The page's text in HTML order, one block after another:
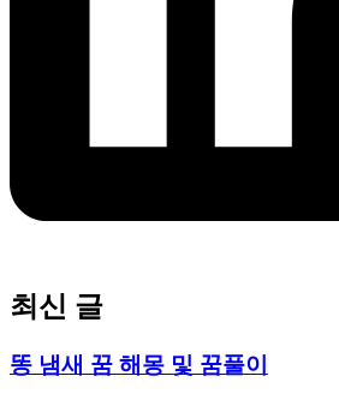
최신 글
똥 냄새 꿈 해몽 및 꿈풀이